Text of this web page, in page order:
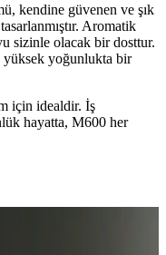
kendine güvenen ve şık
Aromatik
sizinle olacak bir dosttur.
yüksek yoğunlukta bir
için idealdir. İş
hayatta, M600 her